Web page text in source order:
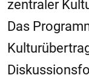
zentraler
Das